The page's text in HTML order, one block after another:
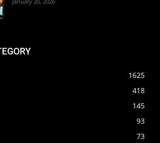
1625
418
145
93
73